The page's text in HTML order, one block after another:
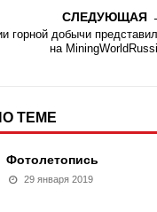
СЛЕДУЮЩАЯ
горной добычи
на
ТЕМЕ
Фотолетопись
29 января 2019